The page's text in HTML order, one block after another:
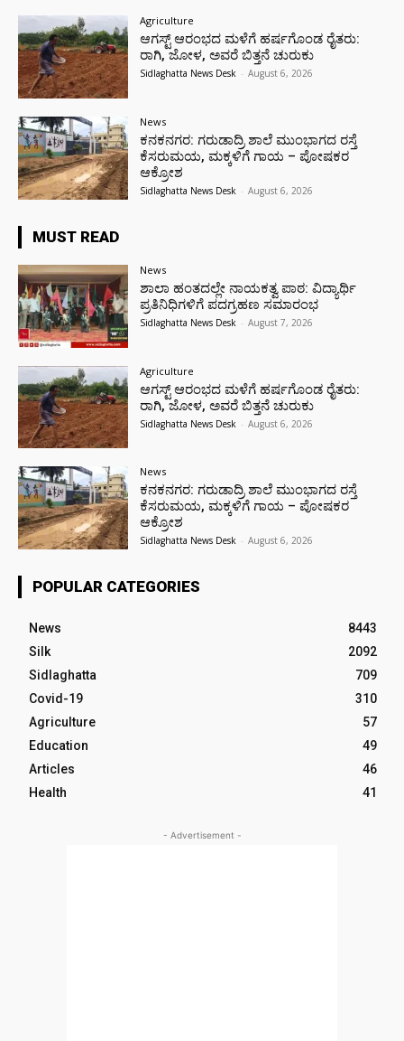
Agriculture
ಆಗಸ್ಟ್ ಆರಂಭದ ಮಳೆಗೆ ಹರ್ಷಗೊಂಡ ರೈತರು:
ರಾಗಿ, ಜೋಳ, ಅವರೆ ಬಿತ್ತನೆ ಚುರುಕು
Sidlaghatta News Desk - August 6, 2026
News
ಕನಕನಗರ: ಗರುಡಾದ್ರಿ ಶಾಲೆ ಮುಂಭಾಗದ ರಸ್ತೆ
ಕೆಸರುಮಯ, ಮಕ್ಕಳಿಗೆ ಗಾಯ – ಪೋಷಕರ
ಆಕ್ರೋಶ
Sidlaghatta News Desk - August 6, 2026
MUST READ
News
ಶಾಲಾ ಹಂತದಲ್ಲೇ ನಾಯಕತ್ವ ಪಾಠ: ವಿದ್ಯಾರ್ಥಿ
ಪ್ರತಿನಿಧಿಗಳಿಗೆ ಪದಗ್ರಹಣ ಸಮಾರಂಭ
Sidlaghatta News Desk - August 7, 2026
Agriculture
ಆಗಸ್ಟ್ ಆರಂಭದ ಮಳೆಗೆ ಹರ್ಷಗೊಂಡ ರೈತರು:
ರಾಗಿ, ಜೋಳ, ಅವರೆ ಬಿತ್ತನೆ ಚುರುಕು
Sidlaghatta News Desk - August 6, 2026
News
ಕನಕನಗರ: ಗರುಡಾದ್ರಿ ಶಾಲೆ ಮುಂಭಾಗದ ರಸ್ತೆ
ಕೆಸರುಮಯ, ಮಕ್ಕಳಿಗೆ ಗಾಯ – ಪೋಷಕರ
ಆಕ್ರೋಶ
Sidlaghatta News Desk - August 6, 2026
POPULAR CATEGORIES
News
8443
Silk
2092
Sidlaghatta
709
Covid-19
310
Agriculture
57
Education
49
Articles
46
Health
41
- Advertisement -